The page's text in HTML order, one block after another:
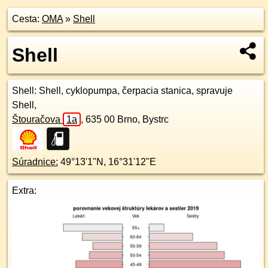
Cesta: OMA» Shell
Shell
Shell : Shell, cyklopumpa, čerpacia stanica, spravuje
Shell,
Štouračova
1a , 635 00 Brno, Bystrc
Súradnice: 49°13'1"N , 16°31'12"E
Extra: